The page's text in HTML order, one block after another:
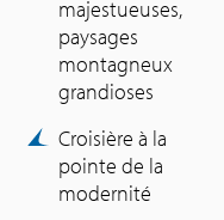
majestueuses,
paysages
montagneux
grandioses
Croisière à la
pointe de la
modernité